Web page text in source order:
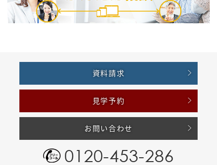
資料請求
見学予約
お問い合わせ
0120-453-286